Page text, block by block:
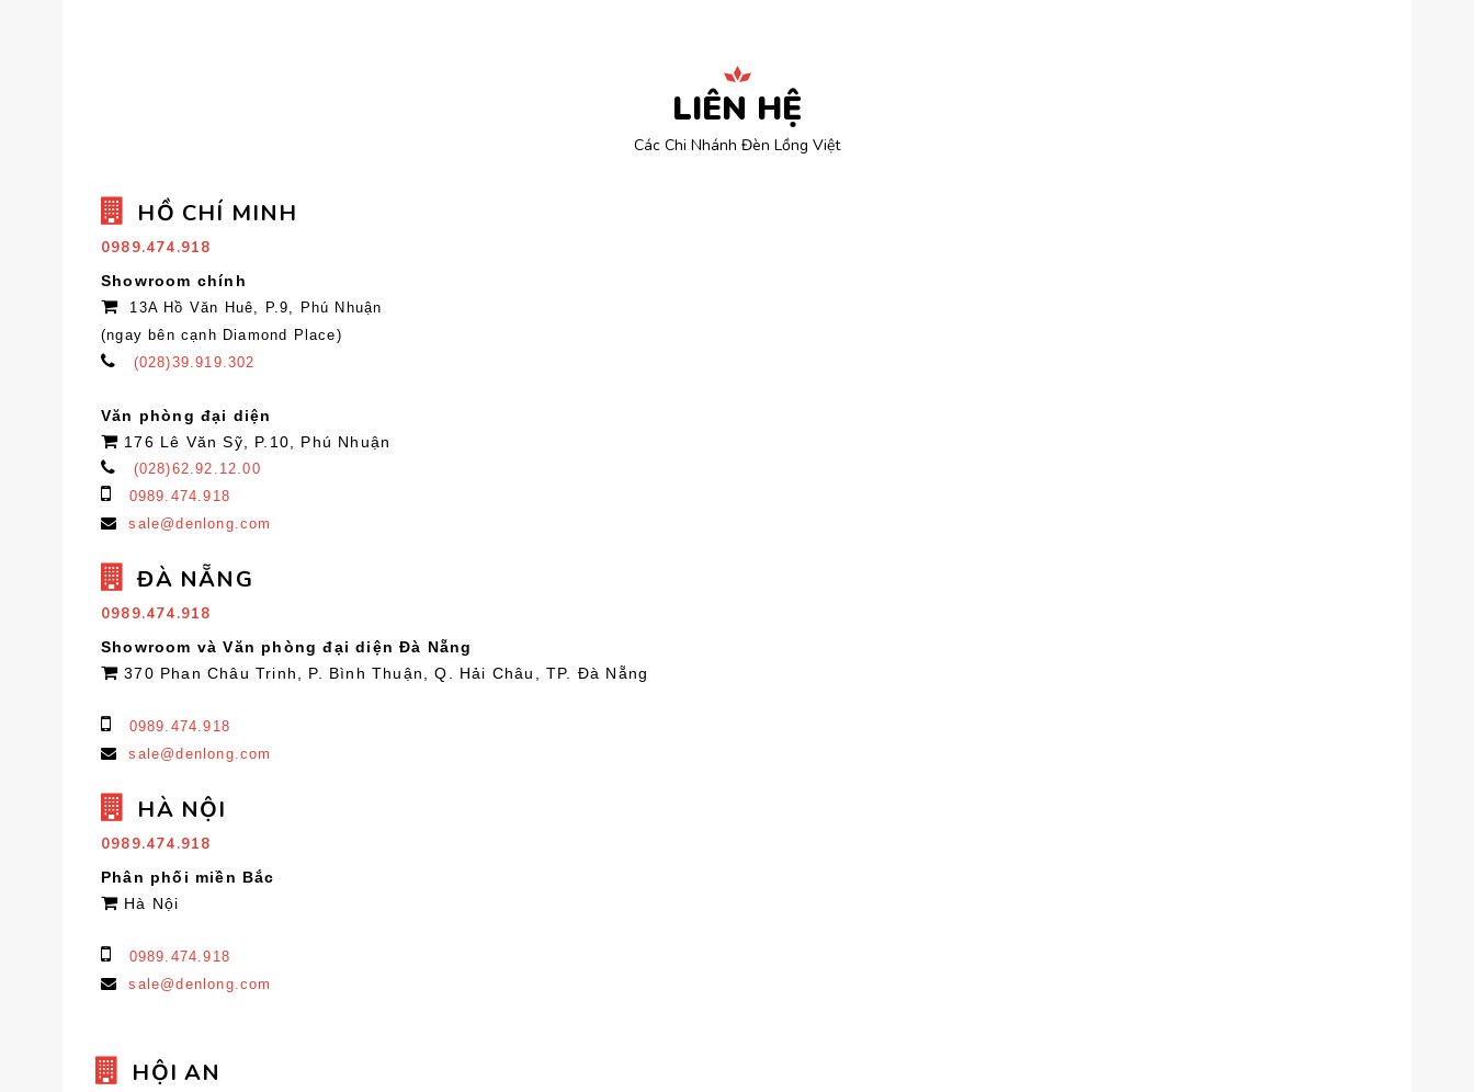
LIÊN HỆ
Các Chi Nhánh Đèn Lồng Việt
HỒ CHÍ MINH
0989.474.918
Showroom chính
13A Hồ Văn Huê, P.9, Phú Nhuận
(ngay bên cạnh Diamond Place)
(028)39.919.302
Văn phòng đại diện
176 Lê Văn Sỹ, P.10, Phú Nhuận
(028)62.92.12.00
0989.474.918
sale@denlong.com
ĐÀ NẴNG
0989.474.918
Showroom và Văn phòng đại diện Đà Nẵng
370 Phan Châu Trinh, P. Bình Thuận, Q. Hải Châu, TP. Đà Nẵng
0989.474.918
sale@denlong.com
HÀ NỘI
0989.474.918
Phân phối miền Bắc
Hà Nội
0989.474.918
sale@denlong.com
HỘI AN